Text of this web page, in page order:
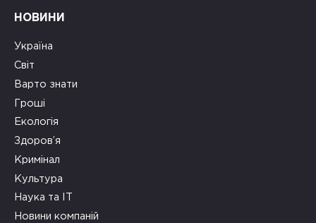
НОВИНИ
Україна
Світ
Варто знати
Гроші
Екологія
Здоров’я
Кримінал
Культура
Наука та ІТ
Новини компаній